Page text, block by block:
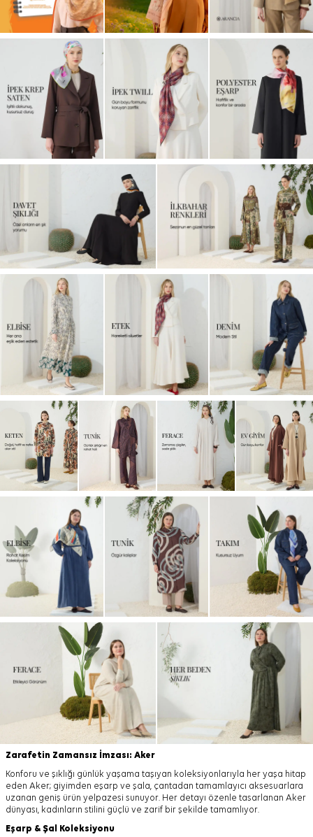
Zarafetin Zamansız İmzası: Aker
Konforu ve şıklığı günlük yaşama taşıyan koleksiyonlarıyla her yaşa hitap
eden Aker; giyimden eşarp ve şala, çantadan tamamlayıcı aksesuarlara
uzanan geniş ürün yelpazesi sunuyor. Her detayı özenle tasarlanan Aker
dünyası, kadınların stilini güçlü ve zarif bir şekilde tamamlıyor.
Eşarp & Şal Koleksiyonu